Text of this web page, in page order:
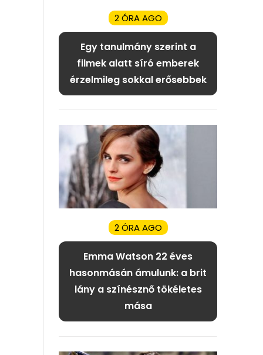
2 ÓRA AGO
Egy tanulmány szerint a
filmek alatt síró emberek
érzelmileg sokkal erősebbek
2 ÓRA AGO
Emma Watson 22 éves
hasonmásán ámulunk: a brit
lány a színésznő tökéletes
mása